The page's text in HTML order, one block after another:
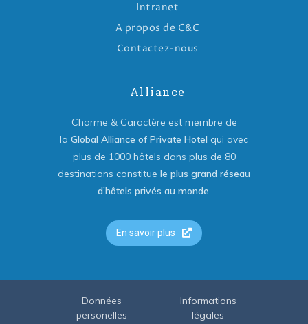
Intranet
A propos de C&C
Contactez-nous
Alliance
Charme & Caractère est membre de
la Global Alliance of Private Hotel qui avec
plus de 1000 hôtels dans plus de 80
destinations constitue le plus grand réseau
d’hôtels privés au monde.
En savoir plus
Données
personelles
Informations
légales